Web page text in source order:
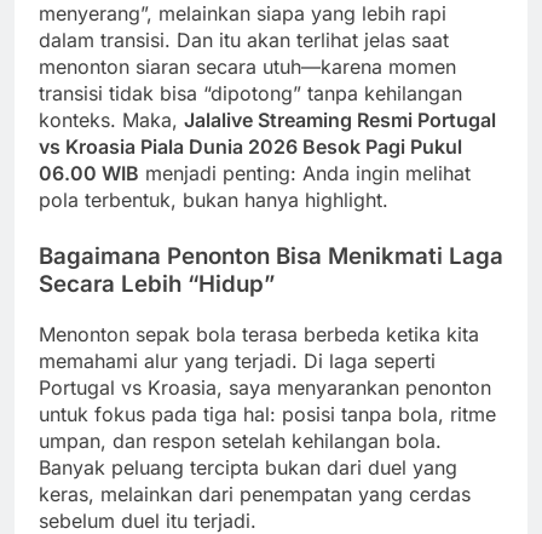
menyerang”, melainkan siapa yang lebih rapi
dalam transisi. Dan itu akan terlihat jelas saat
menonton siaran secara utuh—karena momen
transisi tidak bisa “dipotong” tanpa kehilangan
konteks. Maka, Jalalive Streaming Resmi Portugal
vs Kroasia Piala Dunia 2026 Besok Pagi Pukul
06.00 WIB menjadi penting: Anda ingin melihat
pola terbentuk, bukan hanya highlight.
Bagaimana Penonton Bisa Menikmati Laga
Secara Lebih “Hidup”
Menonton sepak bola terasa berbeda ketika kita
memahami alur yang terjadi. Di laga seperti
Portugal vs Kroasia, saya menyarankan penonton
untuk fokus pada tiga hal: posisi tanpa bola, ritme
umpan, dan respon setelah kehilangan bola.
Banyak peluang tercipta bukan dari duel yang
keras, melainkan dari penempatan yang cerdas
sebelum duel itu terjadi.